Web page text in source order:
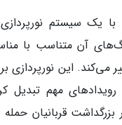
آن متناسب با
می‌کند. این نورپردازی
رویدادهای مهم تبدیل
بزرگداشت قربانیان